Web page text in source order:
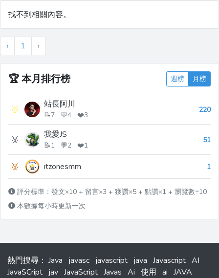
找不到相關內容。
‹ 1 ›
🏆本月排行榜 週榜 月榜
🥇 站長阿川
📝7 💬4 ❤️3
220
🥈 我愛JS
📝1 💬2 ❤️1
51
🥉 itzonesmm 1
評分標準：發文×10 + 留言×3 + 獲讚×5 + 點讚×1 + 瀏覽數÷10
本數據每小時更新一次
熱門搜尋 ： Java javasc javascript java Javascript AI
JavaSCript jav JavaScript Javas Ai 使用 ai JAVA